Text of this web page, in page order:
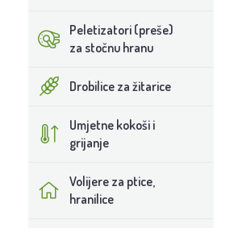
Peletizatori (preše)
za stočnu hranu
Drobilice za žitarice
Umjetne kokoši i
grijanje
Volijere za ptice,
hranilice